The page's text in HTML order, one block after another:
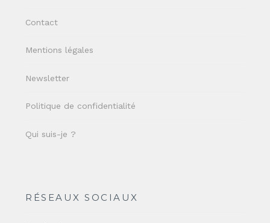
Contact
Mentions légales
Newsletter
Politique de confidentialité
Qui suis-je ?
RÉSEAUX SOCIAUX